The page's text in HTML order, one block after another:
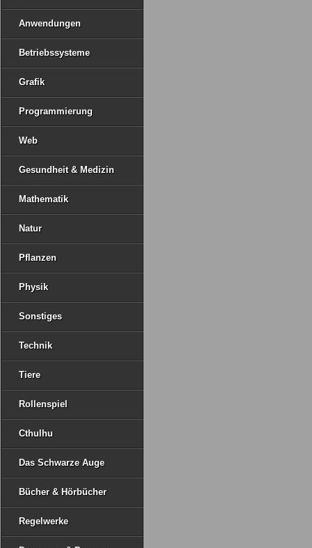
Anwendungen
Betriebssysteme
Grafik
Programmierung
Web
Gesundheit & Medizin
Mathematik
Natur
Pflanzen
Physik
Sonstiges
Technik
Tiere
Rollenspiel
Cthulhu
Das Schwarze Auge
Bücher & Hörbücher
Regelwerke